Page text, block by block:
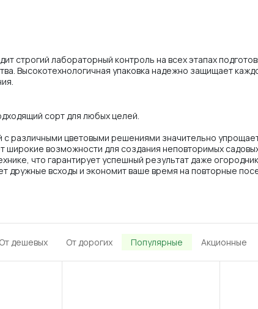
строгий лабораторный контроль на всех этапах
Высокотехнологичная упаковка надежно защищает
сорт для любых целей.
различными цветовыми решениями значительно
широкие возможности для создания неповторимых
что гарантирует успешный результат даже
дружные всходы и экономит ваше время на повторные
От дешевых От дорогих Популярные Акционные